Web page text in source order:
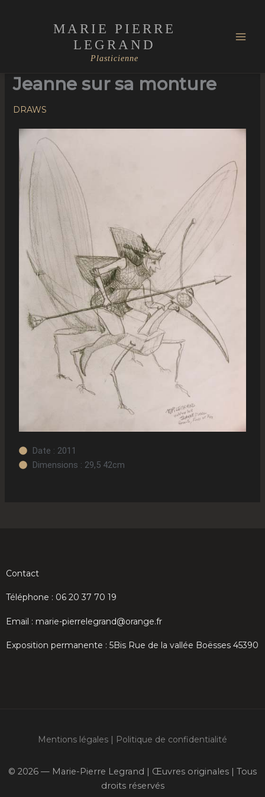
MARIE PIERRE
LEGRAND
Plasticienne
Jeanne sur sa monture
DRAWS
Date : 2011
Dimensions : 29,5 42cm
Contact
Téléphone : 06 20 37 70 19
Email : marie-pierrelegrand@orange.fr
Exposition permanente : 5Bis Rue de la vallée Boësses 45390
Mentions légales | Politique de confidentialité
© 2026 — Marie-Pierre Legrand | Œuvres originales | Tous
droits réservés